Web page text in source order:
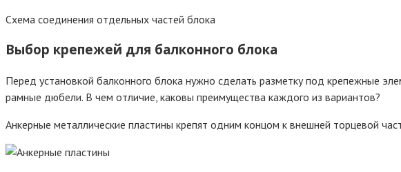
Схема соединения отдельных частей блока
Выбор крепежей для балконного блока
Перед установкой балконного блока нужно сделать разметку под крепежные
рамные дюбели. В чем отличие, каковы преимущества каждого из вариантов?
Анкерные металлические пластины крепят одним концом к внешней торцевой